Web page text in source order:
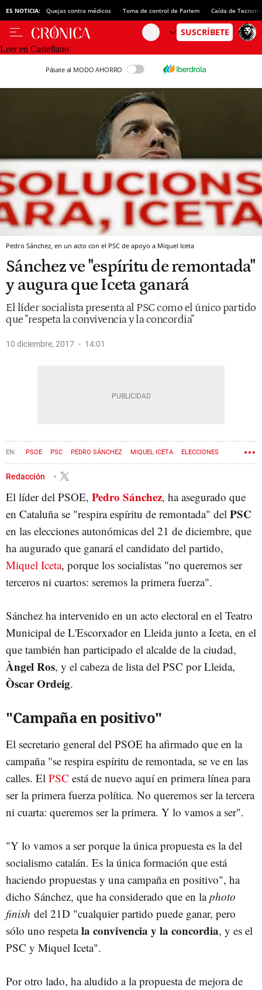
ES NOTICIA: Quejas contra médicos Toma de control de Parlem Caída de
Leer en Castellano
Pásate al MODO AHORRO
Pedro Sánchez, en un acto con el PSC de apoyo a Miquel Iceta
Sánchez ve "espíritu de remontada"
y augura que Iceta ganará
El líder socialista presenta al PSC como el único partido
que "respeta la convivencia y la concordia"
10 diciembre, 2017 14:01
PSOE PSC PEDRO SÁNCHEZ MIQUEL ICETA ELECCIONES
21D
Redacción
El líder del PSOE, Pedro Sánchez, ha asegurado que
en Cataluña se "respira espíritu de remontada" del PSC
en las elecciones autonómicas del 21 de diciembre, que
ha augurado que ganará el candidato del partido,
Miquel Iceta, porque los socialistas "no queremos ser
terceros ni cuartos: seremos la primera fuerza".
Sánchez ha intervenido en un acto electoral en el Teatro
Municipal de L'Escorxador en Lleida junto a Iceta, en el
que también han participado el alcalde de la ciudad,
Àngel Ros, y el cabeza de lista del PSC por Lleida,
Òscar Ordeig.
"Campaña en positivo"
El secretario general del PSOE ha afirmado que en la
campaña "se respira espíritu de remontada, se ve en las
calles. El PSC está de nuevo aquí en primera línea para
ser la primera fuerza política. No queremos ser la tercera
ni cuarta: queremos ser la primera. Y lo vamos a ser".
"Y lo vamos a ser porque la única propuesta es la del
socialismo catalán. Es la única formación que está
haciendo propuestas y una campaña en positivo", ha
dicho Sánchez, que ha considerado que en laphoto
finish del 21D "cualquier partido puede ganar, pero
sólo uno respetala convivencia y la concordia, y es el
PSC y Miquel Iceta".
Por otro lado, ha aludido a la propuesta de mejora de